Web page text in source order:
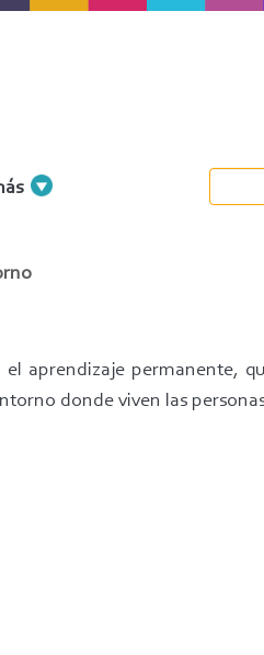
aprendizaje permanente,
donde viven las